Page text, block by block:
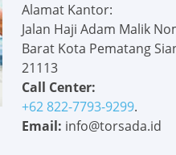
Alamat Kantor:
Jalan Haji Adam Malik
Barat Kota Pematang
21113
Call Center:
+62 822-7793-9299.
Email: info@torsada.id